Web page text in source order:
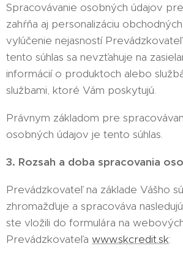
Spracovávanie osobných údajov
zahŕňa aj personalizáciu
vylúčenie nejasností
tento súhlas sa nevzťahuje na
informácií o produktoch alebo
službami, ktoré Vám poskytujú.
Právnym základom pre
osobných údajov je tento súhlas.
3. Rozsah a doba spracovania
Prevádzkovateľ na základe Vášho
zhromažďuje a spracováva
ste vložili do formulára na
Prevádzkovateľa www.skcredit.sk: